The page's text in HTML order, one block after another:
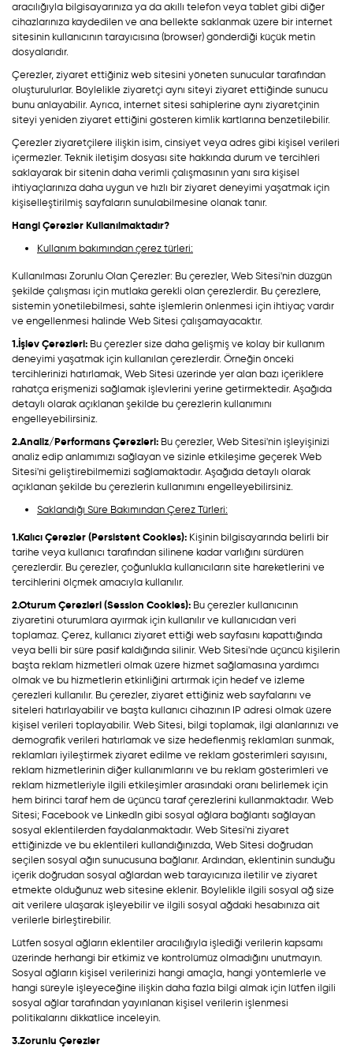
aracılığıyla bilgisayarınıza ya da akıllı telefon veya tablet gibi diğer
cihazlarınıza kaydedilen ve ana bellekte saklanmak üzere bir internet
sitesinin kullanıcının tarayıcısına (browser) gönderdiği küçük metin
dosyalarıdır.
Çerezler, ziyaret ettiğiniz web sitesini yöneten sunucular tarafından
oluşturulurlar. Böylelikle ziyaretçi aynı siteyi ziyaret ettiğinde sunucu
bunu anlayabilir. Ayrıca, internet sitesi sahiplerine aynı ziyaretçinin
siteyi yeniden ziyaret ettiğini gösteren kimlik kartlarına benzetilebilir.
Çerezler ziyaretçilere ilişkin isim, cinsiyet veya adres gibi kişisel verileri
içermezler. Teknik iletişim dosyası site hakkında durum ve tercihleri
saklayarak bir sitenin daha verimli çalışmasının yanı sıra kişisel
ihtiyaçlarınıza daha uygun ve hızlı bir ziyaret deneyimi yaşatmak için
kişiselleştirilmiş sayfaların sunulabilmesine olanak tanır.
Hangi Çerezler Kullanılmaktadır?
Kullanım bakımından çerez türleri:
Kullanılması Zorunlu Olan Çerezler: Bu çerezler, Web Sitesi'nin düzgün
şekilde çalışması için mutlaka gerekli olan çerezlerdir. Bu çerezlere,
sistemin yönetilebilmesi, sahte işlemlerin önlenmesi için ihtiyaç vardır
ve engellenmesi halinde Web Sitesi çalışamayacaktır.
1.İşlev Çerezleri: Bu çerezler size daha gelişmiş ve kolay bir kullanım
deneyimi yaşatmak için kullanılan çerezlerdir. Örneğin önceki
tercihlerinizi hatırlamak, Web Sitesi üzerinde yer alan bazı içeriklere
rahatça erişmenizi sağlamak işlevlerini yerine getirmektedir. Aşağıda
detaylı olarak açıklanan şekilde bu çerezlerin kullanımını
engelleyebilirsiniz.
2.Analiz/Performans Çerezleri: Bu çerezler, Web Sitesi'nin işleyişinizi
analiz edip anlamımızı sağlayan ve sizinle etkileşime geçerek Web
Sitesi'ni geliştirebilmemizi sağlamaktadır. Aşağıda detaylı olarak
açıklanan şekilde bu çerezlerin kullanımını engelleyebilirsiniz.
Saklandığı Süre Bakımından Çerez Türleri:
1.Kalıcı Çerezler (Persistent Cookies): Kişinin bilgisayarında belirli bir
tarihe veya kullanıcı tarafından silinene kadar varlığını sürdüren
çerezlerdir. Bu çerezler, çoğunlukla kullanıcıların site hareketlerini ve
tercihlerini ölçmek amacıyla kullanılır.
2.Oturum Çerezleri (Session Cookies): Bu çerezler kullanıcının
ziyaretini oturumlara ayırmak için kullanılır ve kullanıcıdan veri
toplamaz. Çerez, kullanıcı ziyaret ettiği web sayfasını kapattığında
veya belli bir süre pasif kaldığında silinir. Web Sitesi'nde üçüncü kişilerin
başta reklam hizmetleri olmak üzere hizmet sağlamasına yardımcı
olmak ve bu hizmetlerin etkinliğini artırmak için hedef ve izleme
çerezleri kullanılır. Bu çerezler, ziyaret ettiğiniz web sayfalarını ve
siteleri hatırlayabilir ve başta kullanıcı cihazının IP adresi olmak üzere
kişisel verileri toplayabilir. Web Sitesi, bilgi toplamak, ilgi alanlarınızı ve
demografik verileri hatırlamak ve size hedeflenmiş reklamları sunmak,
reklamları iyileştirmek ziyaret edilme ve reklam gösterimleri sayısını,
reklam hizmetlerinin diğer kullanımlarını ve bu reklam gösterimleri ve
reklam hizmetleriyle ilgili etkileşimler arasındaki oranı belirlemek için
hem birinci taraf hem de üçüncü taraf çerezlerini kullanmaktadır. Web
Sitesi; Facebook ve LinkedIn gibi sosyal ağlara bağlantı sağlayan
sosyal eklentilerden faydalanmaktadır. Web Sitesi'ni ziyaret
ettiğinizde ve bu eklentileri kullandığınızda, Web Sitesi doğrudan
seçilen sosyal ağın sunucusuna bağlanır. Ardından, eklentinin sunduğu
içerik doğrudan sosyal ağlardan web tarayıcınıza iletilir ve ziyaret
etmekte olduğunuz web sitesine eklenir. Böylelikle ilgili sosyal ağ size
ait verilere ulaşarak işleyebilir ve ilgili sosyal ağdaki hesabınıza ait
verilerle birleştirebilir.
Lütfen sosyal ağların eklentiler aracılığıyla işlediği verilerin kapsamı
üzerinde herhangi bir etkimiz ve kontrolümüz olmadığını unutmayın.
Sosyal ağların kişisel verilerinizi hangi amaçla, hangi yöntemlerle ve
hangi süreyle işleyeceğine ilişkin daha fazla bilgi almak için lütfen ilgili
sosyal ağlar tarafından yayınlanan kişisel verilerin işlenmesi
politikalarını dikkatlice inceleyin.
3.Zorunlu Çerezler